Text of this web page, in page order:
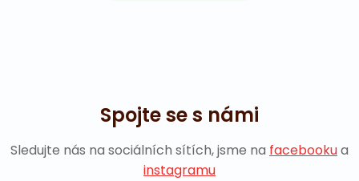
Spojte se s námi
Sledujte nás na sociálních sítích, jsme na facebookua
instagramu